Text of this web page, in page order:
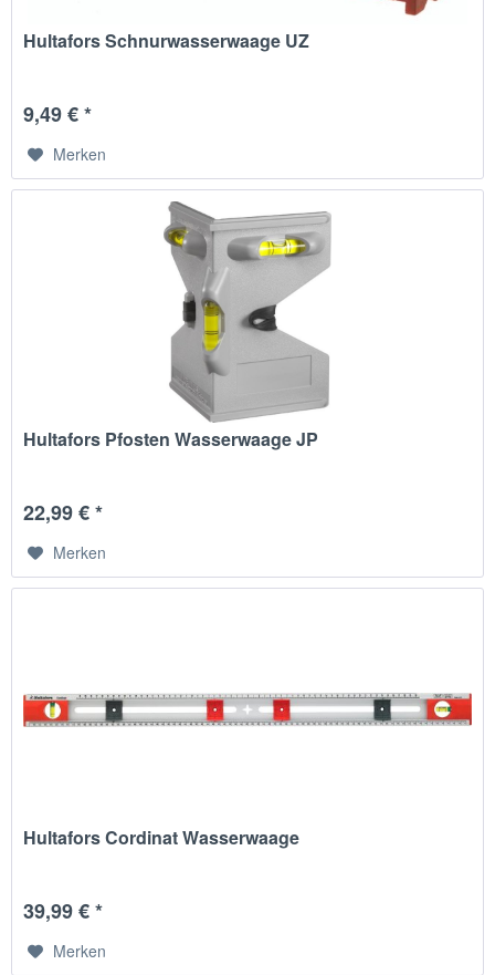
Hultafors Schnurwasserwaage UZ
9,49 € *
Merken
Hultafors Pfosten Wasserwaage JP
22,99 € *
Merken
Hultafors Cordinat Wasserwaage
39,99 € *
Merken